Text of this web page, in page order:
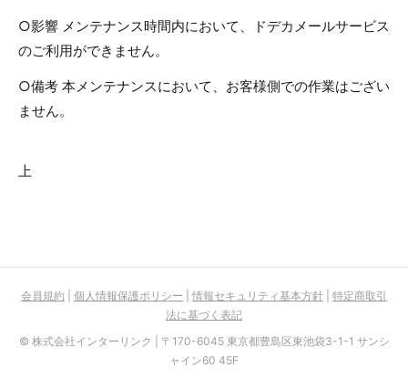
○影響 メンテナンス時間内において、ドデカメールサービス
のご利用ができません。
○備考 本メンテナンスにおいて、お客様側での作業はござい
ません。
上
会員規約 個人情報保護ポリシー 情報セキュリティ基本方針
特定商取引
法に基づく表記
© 株式会社インターリンク | 〒170-6045 東京都豊島区東池袋3-1-1 サンシ
ャイン60 45F